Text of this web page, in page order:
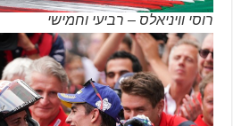
רוסי וויניאלס – רביעי וחמישי